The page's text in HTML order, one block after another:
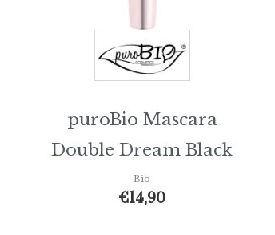
puroBio Mascara
Double Dream Black
Bio
€14,90